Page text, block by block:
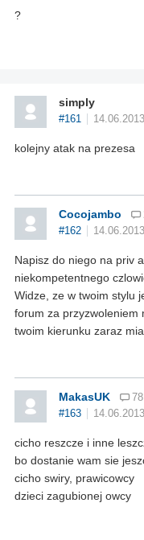
?
simply
#161
kolejny atak na prezesa
Cocojambo
#162
Napisz do niego na priv
niekompetentnego
Widze, ze w twoim stylu
forum za przyzwoleniem
twoim kierunku zaraz
MakasUK
#163
cicho reszcze i inne
bo dostanie wam sie
cicho swiry, prawicowcy
dzieci zagubionej owcy